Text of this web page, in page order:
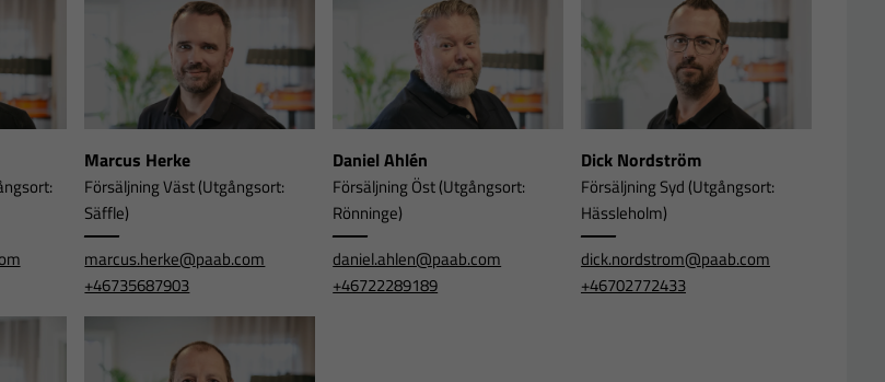
Marcus Herke
Försäljning Väst (Utgångsort:
Säffle)
marcus.herke@paab.com
+46735687903
Daniel Ahlén
Försäljning Öst (Utgångsort:
Rönninge)
daniel.ahlen@paab.com
+46722289189
Dick Nordström
Försäljning Syd (Utgångsort:
Hässleholm)
dick.nordstrom@paab.com
+46702772433